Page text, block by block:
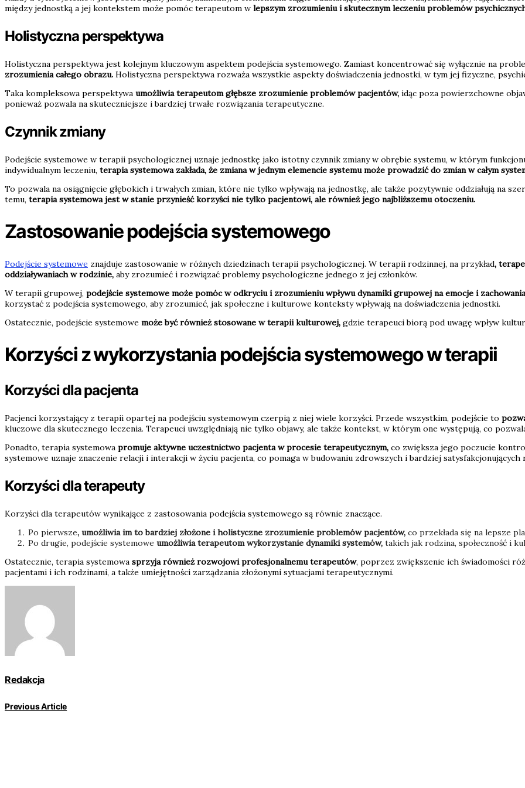
między jednostką a jej kontekstem może pomóc terapeutom w lepszym zrozumieniu i skutecznym leczeniu problemów
Holistyczna perspektywa
Holistyczna perspektywa jest kolejnym kluczowym aspektem podejścia systemowego. Zamiast koncentrować się wyłącznie na
zrozumienia całego obrazu. Holistyczna perspektywa rozważa wszystkie aspekty doświadczenia jednostki, w tym jej fizyczne,
Taka kompleksowa perspektywa umożliwia terapeutom głębsze zrozumienie problemów pacjentów, idąc poza powierzchowne
ponieważ pozwala na skuteczniejsze i bardziej trwałe rozwiązania terapeutyczne.
Czynnik zmiany
Podejście systemowe w terapii psychologicznej uznaje jednostkę jako istotny czynnik zmiany w obrębie systemu, w którym
indywidualnym leczeniu, terapia systemowa zakłada, że zmiana w jednym elemencie systemu może prowadzić do zmian w całym
To pozwala na osiągnięcie głębokich i trwałych zmian, które nie tylko wpływają na jednostkę, ale także pozytywnie oddziałują na
temu, terapia systemowa jest w stanie przynieść korzyści nie tylko pacjentowi, ale również jego najbliższemu otoczeniu.
Zastosowanie podejścia systemowego
Podejście systemowe znajduje zastosowanie w różnych dziedzinach terapii psychologicznej. W terapii rodzinnej, na przykład,
oddziaływaniach w rodzinie, aby zrozumieć i rozwiązać problemy psychologiczne jednego z jej członków.
W terapii grupowej, podejście systemowe może pomóc w odkryciu i zrozumieniu wpływu dynamiki grupowej na emocje i
korzystać z podejścia systemowego, aby zrozumieć, jak społeczne i kulturowe konteksty wpływają na doświadczenia jednostki.
Ostatecznie, podejście systemowe może być również stosowane w terapii kulturowej, gdzie terapeuci biorą pod uwagę wpływ
Korzyści z wykorzystania podejścia systemowego w terapii
Korzyści dla pacjenta
Pacjenci korzystający z terapii opartej na podejściu systemowym czerpią z niej wiele korzyści. Przede wszystkim, podejście to
kluczowe dla skutecznego leczenia. Terapeuci uwzględniają nie tylko objawy, ale także kontekst, w którym one występują, co
Ponadto, terapia systemowa promuje aktywne uczestnictwo pacjenta w procesie terapeutycznym, co zwiększa jego poczucie
systemowe uznaje znaczenie relacji i interakcji w życiu pacjenta, co pomaga w budowaniu zdrowszych i bardziej satysfakcjonujących
Korzyści dla terapeuty
Korzyści dla terapeutów wynikające z zastosowania podejścia systemowego są równie znaczące.
Po pierwsze, umożliwia im to bardziej złożone i holistyczne zrozumienie problemów pacjentów, co przekłada się na lepsze
Po drugie, podejście systemowe umożliwia terapeutom wykorzystanie dynamiki systemów, takich jak rodzina, społeczność i
Ostatecznie, terapia systemowa sprzyja również rozwojowi profesjonalnemu terapeutów, poprzez zwiększenie ich świadomości
pacjentami i ich rodzinami, a także umiejętności zarządzania złożonymi sytuacjami terapeutycznymi.
Redakcja
Previous Article